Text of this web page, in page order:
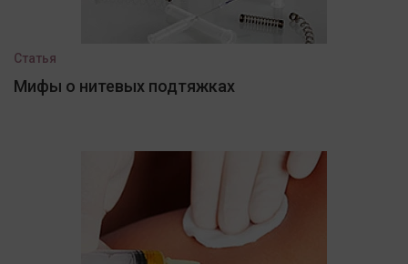
Статья
Мифы о нитевых подтяжках